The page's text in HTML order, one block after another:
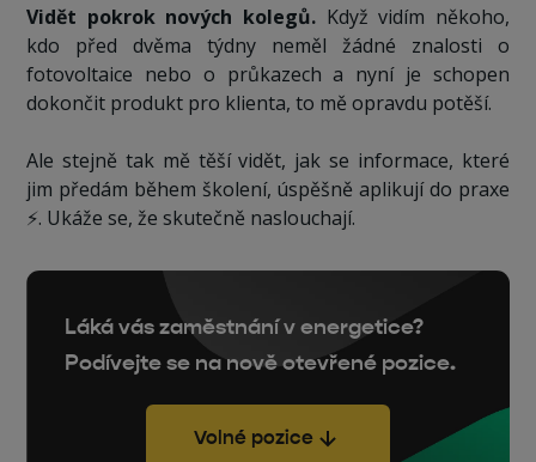
Vidět pokrok nových kolegů. Když vidím někoho,
kdo před dvěma týdny neměl žádné znalosti o
fotovoltaice nebo o průkazech a nyní je schopen
dokončit produkt pro klienta, to mě opravdu potěší.
Ale stejně tak mě těší vidět, jak se informace, které
jim předám během školení, úspěšně aplikují do praxe
⚡️. Ukáže se, že skutečně naslouchají.
Láká vás zaměstnání v energetice?
Podívejte se na nově otevřené pozice.
Volné pozice